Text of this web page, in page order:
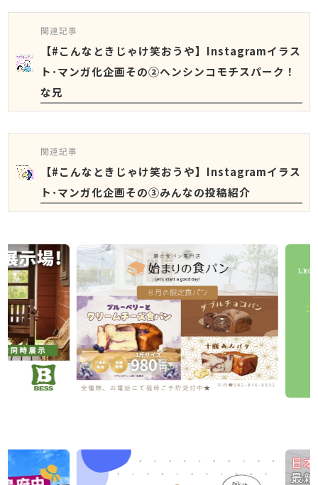
関連記事
【#こんなときじゃけ笑おうや】Instagramイラス
ト･マンガ化企画その➁ヘンシンコモチスパーク！
な兄
関連記事
【#こんなときじゃけ笑おうや】Instagramイラス
ト･マンガ化企画その③みんなの投稿紹介